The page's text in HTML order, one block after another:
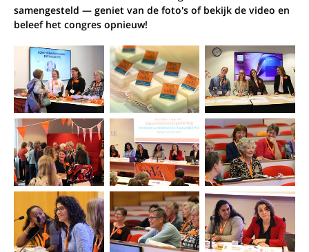
samengesteld — geniet van de foto's of bekijk de video en
beleef het congres opnieuw!